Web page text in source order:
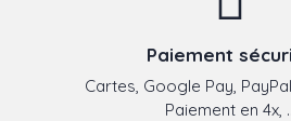
Paiement
Cartes, Google Pay,
Paiement en 4x,